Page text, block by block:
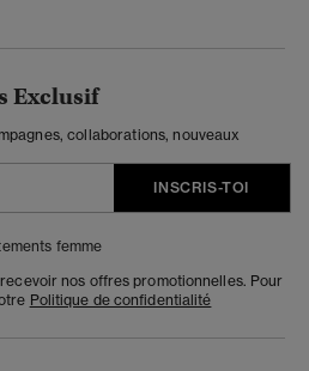
Exclusif
collaborations, nouveaux
INSCRIS-TOI
femme
nos offres promotionnelles. Pour
Politique de confidentialité